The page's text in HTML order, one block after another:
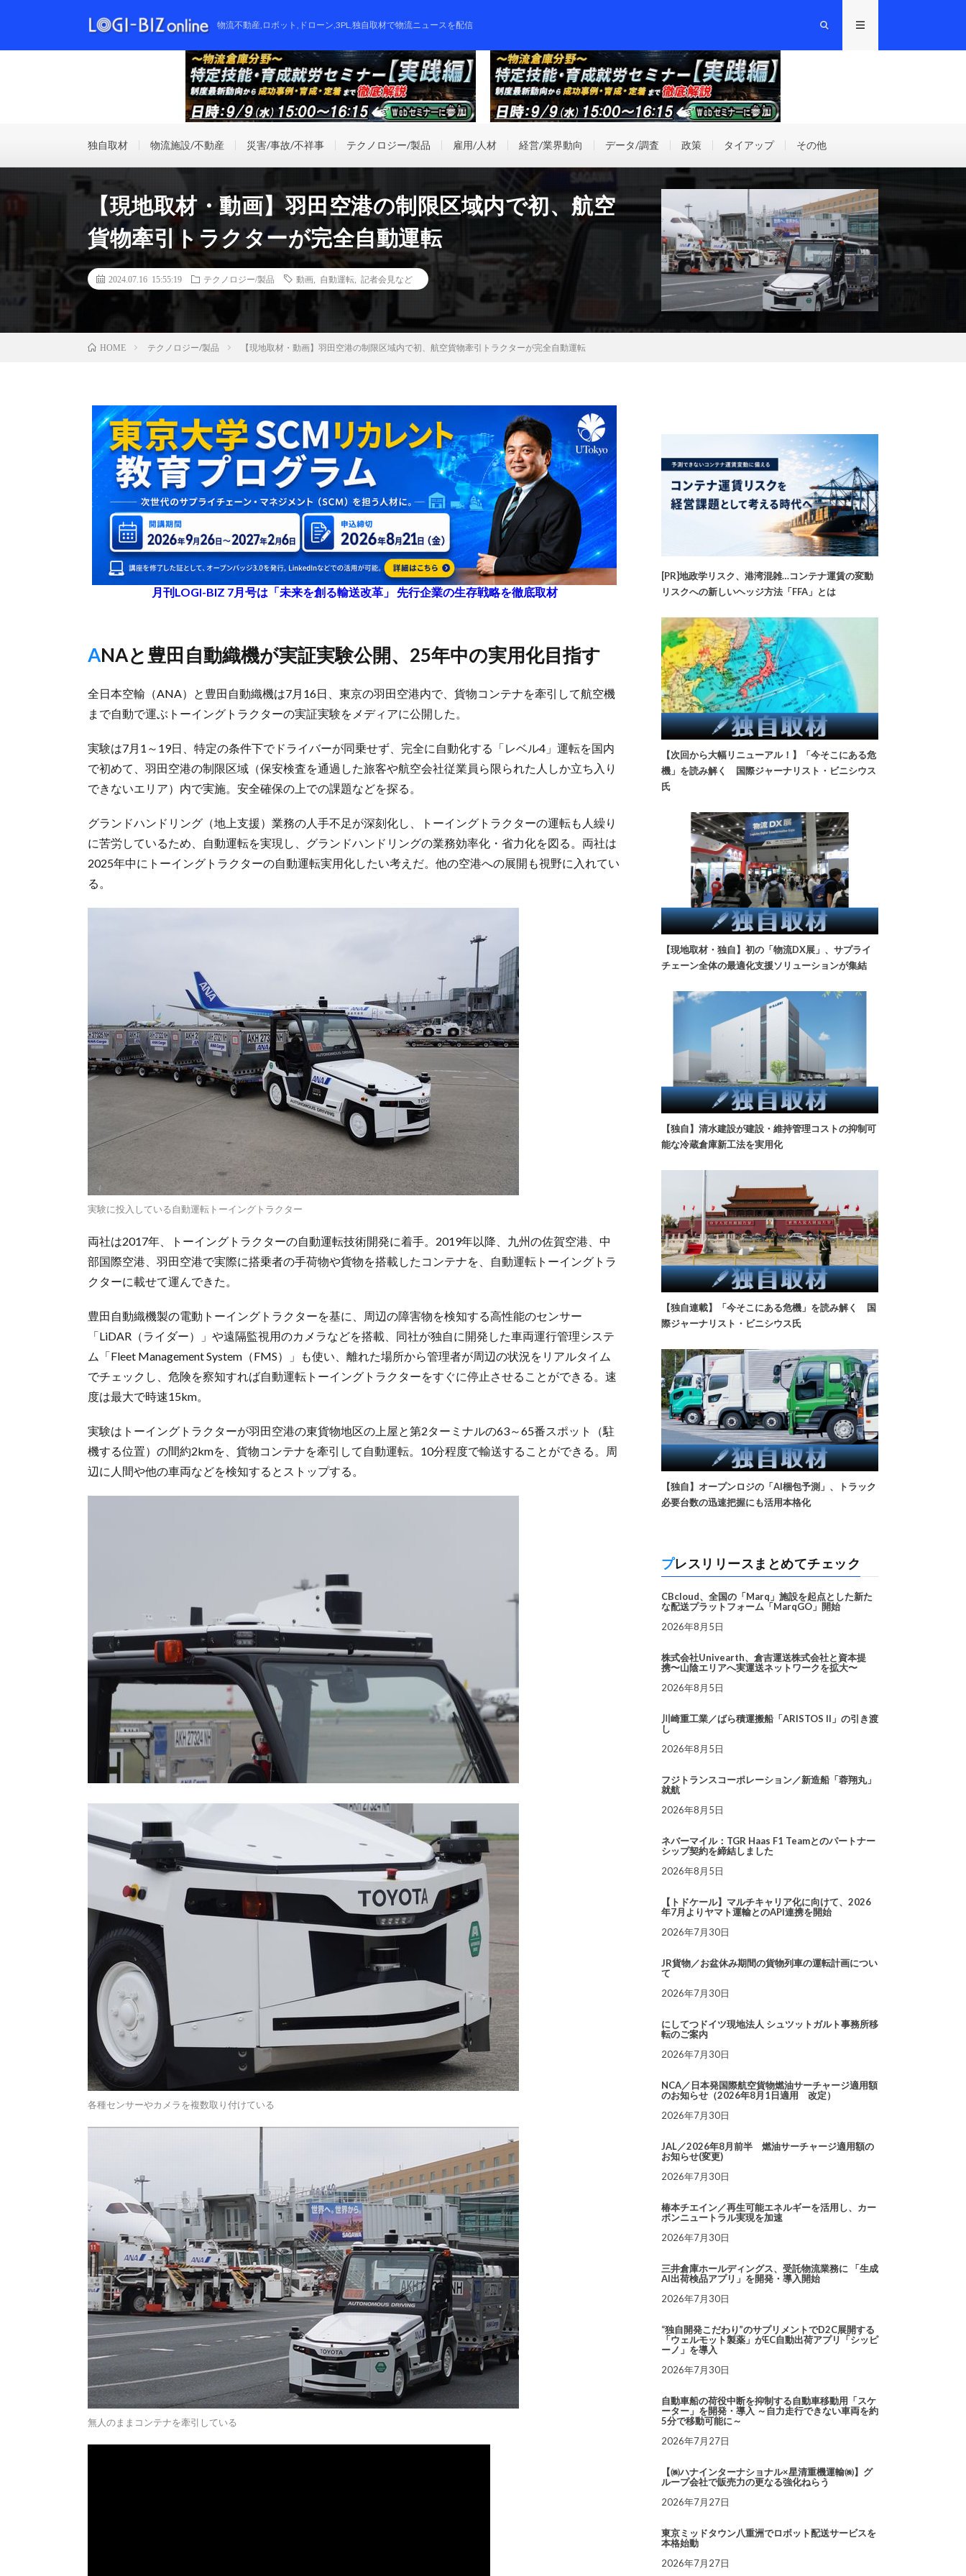
物流不動産,ロボット,ドローン,3PL,独自取材で物流ニュースを配信
独自取材 物流施設/不動産 災害/事故/不祥事 テクノロジー/製品 雇用/人材 経営/業界動向 データ/調査 政策 タイアップ その他
【現地取材・動画】羽田空港の制限区域内で初、航空
貨物牽引トラクターが完全自動運転
2024.07.16 15:55:19 テクノロジー/製品 動画 自動運転 記者会見など
HOME テクノロジー/製品 【現地取材・動画】羽田空港の制限区域内で初、航空貨物牽引トラクターが完全自動運転
月刊LOGI-BIZ 7月号は「未来を創る輸送改革」 先行企業の生存戦略を徹底取材
ANAと豊田自動織機が実証実験公開、25年中の実用化目指す
全日本空輸（ANA）と豊田自動織機は7月16日、東京の羽田空港内で、貨物コンテナを牽引して航空機
まで自動で運ぶトーイングトラクターの実証実験をメディアに公開した。
実験は7月1～19日、特定の条件下でドライバーが同乗せず、完全に自動化する「レベル4」運転を国内
で初めて、羽田空港の制限区域（保安検査を通過した旅客や航空会社従業員ら限られた人しか立ち入り
できないエリア）内で実施。安全確保の上での課題などを探る。
グランドハンドリング（地上支援）業務の人手不足が深刻化し、トーイングトラクターの運転も人繰り
に苦労しているため、自動運転を実現し、グランドハンドリングの業務効率化・省力化を図る。両社は
2025年中にトーイングトラクターの自動運転実用化したい考えだ。他の空港への展開も視野に入れてい
る。
実験に投入している自動運転トーイングトラクター
両社は2017年、トーイングトラクターの自動運転技術開発に着手。2019年以降、九州の佐賀空港、中
部国際空港、羽田空港で実際に搭乗者の手荷物や貨物を搭載したコンテナを、自動運転トーイングトラ
クターに載せて運んできた。
豊田自動織機製の電動トーイングトラクターを基に、周辺の障害物を検知する高性能のセンサー
「LiDAR（ライダー）」や遠隔監視用のカメラなどを搭載、同社が独自に開発した車両運行管理システ
ム「Fleet Management System（FMS）」も使い、離れた場所から管理者が周辺の状況をリアルタイム
でチェックし、危険を察知すれば自動運転トーイングトラクターをすぐに停止させることができる。速
度は最大で時速15km。
実験はトーイングトラクターが羽田空港の東貨物地区の上屋と第2ターミナルの63～65番スポット（駐
機する位置）の間約2kmを、貨物コンテナを牽引して自動運転。10分程度で輸送することができる。周
辺に人間や他の車両などを検知するとストップする。
各種センサーやカメラを複数取り付けている
無人のままコンテナを牽引している
[PR]地政学リスク、港湾混雑…コンテナ運賃の変動
リスクへの新しいヘッジ方法「FFA」とは
【次回から大幅リニューアル！】「今そこにある危
機」を読み解く 国際ジャーナリスト・ビニシウス
氏
【現地取材・独自】初の「物流DX展」、サプライ
チェーン全体の最適化支援ソリューションが集結
【独自】清水建設が建設・維持管理コストの抑制可
能な冷蔵倉庫新工法を実用化
【独自連載】「今そこにある危機」を読み解く 国
際ジャーナリスト・ビニシウス氏
【独自】オープンロジの「AI梱包予測」、トラック
必要台数の迅速把握にも活用本格化
プレスリリースまとめてチェック
CBcloud、全国の「Marq」施設を起点とした新た
な配送プラットフォーム「MarqGO」開始
2026年8月5日
株式会社Univearth、倉吉運送株式会社と資本提
携〜山陰エリアへ実運送ネットワークを拡大〜
2026年8月5日
川崎重工業／ばら積運搬船「ARISTOS II」の引き渡
し
2026年8月5日
フジトランスコーポレーション／新造船「蓉翔丸」
就航
2026年8月5日
ネバーマイル：TGR Haas F1 Teamとのパートナー
シップ契約を締結しました
2026年8月5日
【トドケール】マルチキャリア化に向けて、2026
年7月よりヤマト運輸とのAPI連携を開始
2026年7月30日
JR貨物／お盆休み期間の貨物列車の運転計画につい
て
2026年7月30日
にしてつドイツ現地法人 シュツットガルト事務所移
転のご案内
2026年7月30日
NCA／日本発国際航空貨物燃油サーチャージ適用額
のお知らせ（2026年8月1日適用 改定）
2026年7月30日
JAL／2026年8月前半 燃油サーチャージ適用額の
お知らせ(変更)
2026年7月30日
椿本チエイン／再生可能エネルギーを活用し、カー
ボンニュートラル実現を加速
2026年7月30日
三井倉庫ホールディングス、受託物流業務に 「生成
AI出荷検品アプリ」を開発・導入開始
2026年7月30日
“独自開発こだわり”のサプリメントでD2C展開する
「ウェルモット製薬」がEC自動出荷アプリ「シッピ
ーノ」を導入
2026年7月30日
自動車船の荷役中断を抑制する自動車移動用「スケ
ーター」を開発・導入 ～自力走行できない車両を約
5分で移動可能に～
2026年7月27日
【㈱ハナインターナショナル×星清重機運輸㈱】グ
ループ会社で販売力の更なる強化ねらう
2026年7月27日
東京ミッドタウン八重洲でロボット配送サービスを
本格始動
2026年7月27日